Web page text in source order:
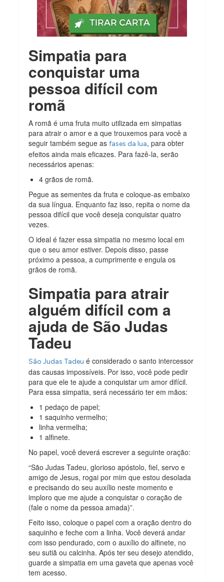
Simpatia para
conquistar uma
pessoa difícil com
romã
A romã é uma fruta muito utilizada em simpatias
para atrair o amor e a que trouxemos para você a
seguir também segue asfases da lua, para obter
efeitos ainda mais eficazes. Para fazê-la, serão
necessários apenas:
4 grãos de romã.
Pegue as sementes da fruta e coloque-as embaixo
da sua língua. Enquanto faz isso, repita o nome da
pessoa difícil que você deseja conquistar quatro
vezes.
O ideal é fazer essa simpatia no mesmo local em
que o seu amor estiver. Depois disso, passe
próximo a pessoa, a cumprimente e engula os
grãos de romã.
Simpatia para atrair
alguém difícil com a
ajuda de São Judas
Tadeu
São Judas Tadeu é considerado o santo intercessor
das causas impossíveis. Por isso, você pode pedir
para que ele te ajude a conquistar um amor difícil.
Para essa simpatia, será necessário ter em mãos:
1 pedaço de papel;
1 saquinho vermelho;
linha vermelha;
1 alfinete.
No papel, você deverá escrever a seguinte oração:
“São Judas Tadeu, glorioso apóstolo, fiel, servo e
amigo de Jesus, rogai por mim que estou desolada
e precisando do seu auxílio neste momento e
imploro que me ajude a conquistar o coração de
(fale o nome da pessoa amada)”.
Feito isso, coloque o papel com a oração dentro do
saquinho e feche com a linha. Você deverá andar
com isso pendurado, com o auxílio do alfinete, no
seu sutiã ou calcinha. Após ter seu desejo atendido,
guarde a simpatia em uma gaveta que apenas você
tem acesso.